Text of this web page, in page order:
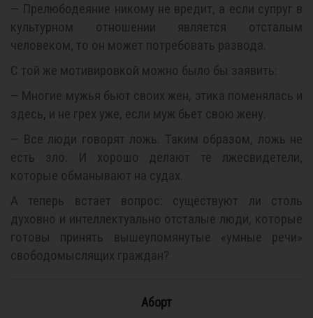
— Прелюбодеяние никому не вредит, а если супруг в
культурном отношении является отсталым
человеком, то он может потребовать развода.
С той же мотивировкой можно было бы заявить:
— Многие мужья бьют своих жен, этика поменялась и
здесь, и не грех уже, если муж бьет свою жену.
— Все люди говорят ложь. Таким образом, ложь не
есть зло. И хорошо делают те лжесвидетели,
которые обманывают на судах.
А теперь встает вопрос: существуют ли столь
духовно и интеллектуально отсталые люди, которые
готовы принять вышеупомянутые «умные речи»
свободомыслящих граждан?
Аборт